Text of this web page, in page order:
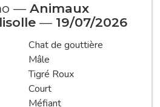
— Animaux
— 19/07/2026
Chat de gouttière
Mâle
Tigré Roux
Court
Méfiant